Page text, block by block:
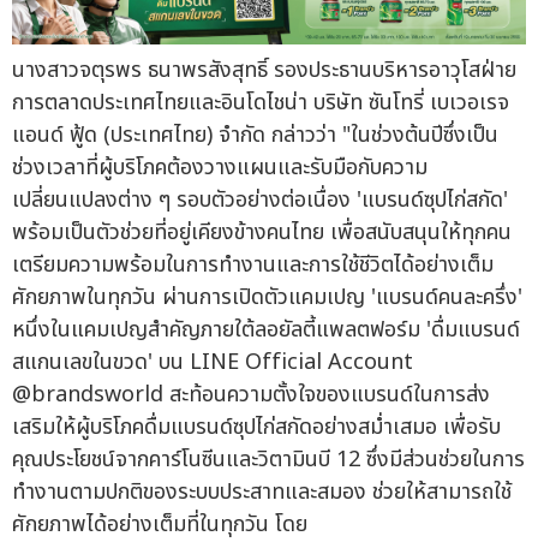
นางสาวจตุรพร ธนาพรสังสุทธิ์ รองประธานบริหารอาวุโสฝ่าย
การตลาดประเทศไทยและอินโดไชน่า บริษัท ซันโทรี่ เบเวอเรจ
แอนด์ ฟู้ด (ประเทศไทย) จำกัด กล่าวว่า "ในช่วงต้นปีซึ่งเป็น
ช่วงเวลาที่ผู้บริโภคต้องวางแผนและรับมือกับความ
เปลี่ยนแปลงต่าง ๆ รอบตัวอย่างต่อเนื่อง 'แบรนด์ซุปไก่สกัด'
พร้อมเป็นตัวช่วยที่อยู่เคียงข้างคนไทย เพื่อสนับสนุนให้ทุกคน
เตรียมความพร้อมในการทำงานและการใช้ชีวิตได้อย่างเต็ม
ศักยภาพในทุกวัน ผ่านการเปิดตัวแคมเปญ 'แบรนด์คนละครึ่ง'
หนึ่งในแคมเปญสำคัญภายใต้ลอยัลตี้แพลตฟอร์ม 'ดื่มแบรนด์
สแกนเลขในขวด' บน LINE Official Account
@brandsworld สะท้อนความตั้งใจของแบรนด์ในการส่ง
เสริมให้ผู้บริโภคดื่มแบรนด์ซุปไก่สกัดอย่างสม่ำเสมอ เพื่อรับ
คุณประโยชน์จากคาร์โนซีนและวิตามินบี 12 ซึ่งมีส่วนช่วยในการ
ทำงานตามปกติของระบบประสาทและสมอง ช่วยให้สามารถใช้
ศักยภาพได้อย่างเต็มที่ในทุกวัน โดย